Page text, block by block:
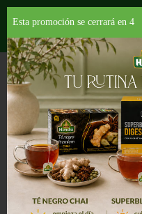
Departamentos
HOME CORTES FRÍOS
SERRANO/MANCHEGO
FIORUCCI
OZ
$7.99
Esta promoción se cerrará en 3